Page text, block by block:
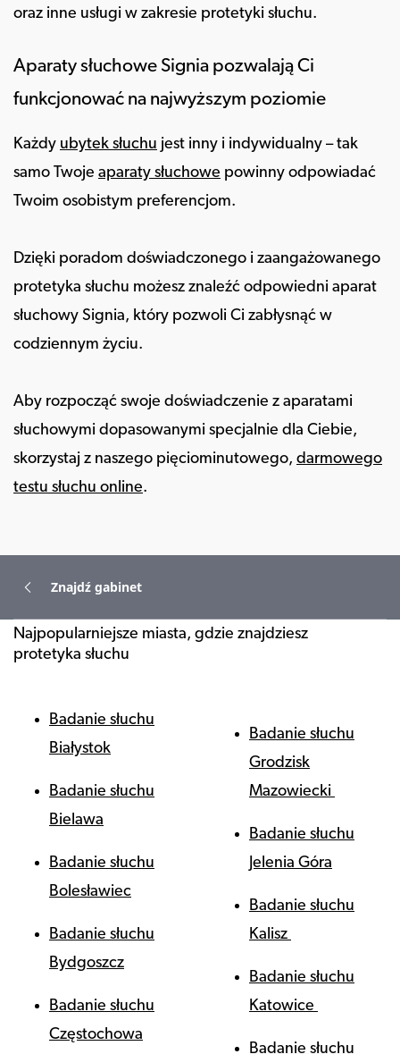
oraz inne usługi w zakresie protetyki słuchu.
Aparaty słuchowe Signia pozwalają Ci
funkcjonować na najwyższym poziomie
Każdy ubytek słuchu jest inny i indywidualny – tak
samo Twoje aparaty słuchowe powinny odpowiadać
Twoim osobistym preferencjom.
Dzięki poradom doświadczonego i zaangażowanego
protetyka słuchu możesz znaleźć odpowiedni aparat
słuchowy Signia, który pozwoli Ci zabłysnąć w
codziennym życiu.
Aby rozpocząć swoje doświadczenie z aparatami
słuchowymi dopasowanymi specjalnie dla Ciebie,
skorzystaj z naszego pięciominutowego, darmowego
testu słuchu online.
Znajdź gabinet
Najpopularniejsze miasta, gdzie znajdziesz
protetyka słuchu
Badanie słuchu
Białystok
Badanie słuchu
Bielawa
Badanie słuchu
Bolesławiec
Badanie słuchu
Bydgoszcz
Badanie słuchu
Częstochowa
Badanie słuchu
Grodzisk
Mazowiecki
Badanie słuchu
Jelenia Góra
Badanie słuchu
Kalisz
Badanie słuchu
Katowice
Badanie słuchu